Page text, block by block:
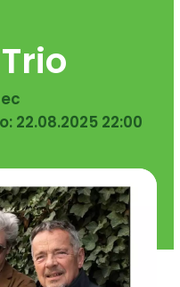
22.08.2025 22:00